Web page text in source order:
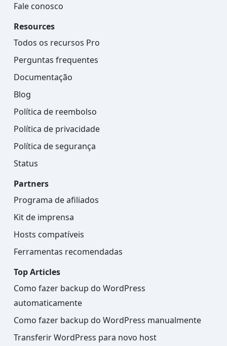
Fale conosco
Resources
Todos os recursos Pro
Perguntas frequentes
Documentação
Blog
Política de reembolso
Política de privacidade
Política de segurança
Status
Partners
Programa de afiliados
Kit de imprensa
Hosts compatíveis
Ferramentas recomendadas
Top Articles
Como fazer backup do WordPress
automaticamente
Como fazer backup do WordPress manualmente
Transferir WordPress para novo host